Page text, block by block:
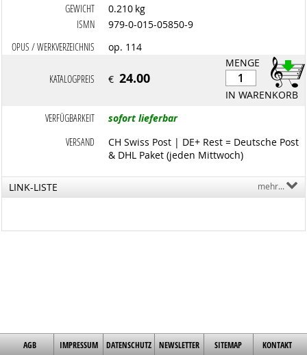
GEWICHT
0.210 kg
ISMN
979-0-015-05850-9
OPUS / WERKVERZEICHNIS
op. 114
MENGE
IN WARENKORB
KATALOGPREIS €24.00
VERFÜGBARKEIT
sofort lieferbar
VERSAND
CH Swiss Post | DE+ Rest = Deutsche Post
& DHL Paket (jeden Mittwoch)
LINK-LISTE mehr...
AGB IMPRESSUM DATENSCHUTZ NEWSLETTER SITEMAP KONTAKT